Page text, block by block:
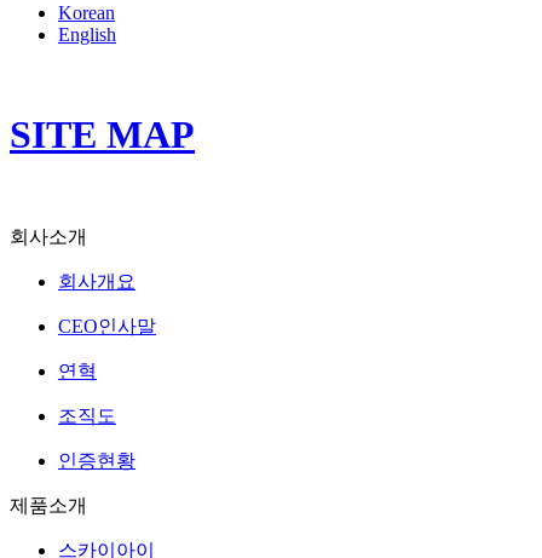
Korean
English
SITE MAP
회사소개
회사개요
CEO인사말
연혁
조직도
인증현황
제품소개
스카이아이